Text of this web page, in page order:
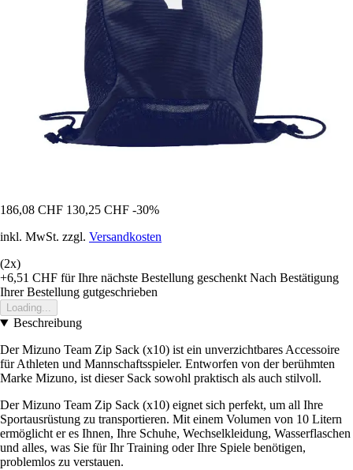
186,08 CHF 130,25 CHF -30%
inkl. MwSt. zzgl. Versandkosten
(2x)
+6,51 CHF für Ihre nächste Bestellung geschenkt Nach Bestätigung
Ihrer Bestellung gutgeschrieben
Loading...
Beschreibung
Der Mizuno Team Zip Sack (x10) ist ein unverzichtbares Accessoire
für Athleten und Mannschaftsspieler. Entworfen von der berühmten
Marke Mizuno, ist dieser Sack sowohl praktisch als auch stilvoll.
Der Mizuno Team Zip Sack (x10) eignet sich perfekt, um all Ihre
Sportausrüstung zu transportieren. Mit einem Volumen von 10 Litern
ermöglicht er es Ihnen, Ihre Schuhe, Wechselkleidung, Wasserflaschen
und alles, was Sie für Ihr Training oder Ihre Spiele benötigen,
problemlos zu verstauen.